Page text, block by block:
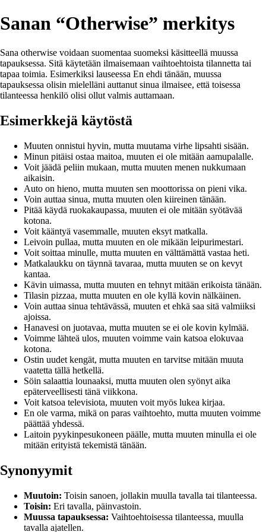
Sanan “Otherwise” merkitys
Sana otherwise voidaan suomentaa suomeksi käsitteellä muussa
tapauksessa. Sitä käytetään ilmaisemaan vaihtoehtoista tilannetta tai
tapaa toimia. Esimerkiksi lauseessa En ehdi tänään, muussa
tapauksessa olisin mielelläni auttanut sinua ilmaisee, että toisessa
tilanteessa henkilö olisi ollut valmis auttamaan.
Esimerkkejä käytöstä
Muuten onnistui hyvin, mutta muutama virhe lipsahti sisään.
Minun pitäisi ostaa maitoa, muuten ei ole mitään aamupalalle.
Voit jäädä peliin mukaan, mutta muuten menen nukkumaan
aikaisin.
Auto on hieno, mutta muuten sen moottorissa on pieni vika.
Voin auttaa sinua, mutta muuten olen kiireinen tänään.
Pitää käydä ruokakaupassa, muuten ei ole mitään syötävää
kotona.
Voit kääntyä vasemmalle, muuten eksyt matkalla.
Leivoin pullaa, mutta muuten en ole mikään leipurimestari.
Voit soittaa minulle, mutta muuten en välttämättä vastaa heti.
Matkalaukku on täynnä tavaraa, mutta muuten se on kevyt
kantaa.
Kävin uimassa, mutta muuten en tehnyt mitään erikoista tänään.
Tilasin pizzaa, mutta muuten en ole kyllä kovin nälkäinen.
Voin auttaa sinua tehtävässä, muuten et ehkä saa sitä valmiiksi
ajoissa.
Hanavesi on juotavaa, mutta muuten se ei ole kovin kylmää.
Voimme lähteä ulos, muuten voimme vain katsoa elokuvaa
kotona.
Ostin uudet kengät, mutta muuten en tarvitse mitään muuta
vaatetta tällä hetkellä.
Söin salaattia lounaaksi, mutta muuten olen syönyt aika
epäterveellisesti tänä viikkona.
Voit katsoa televisiota, muuten voit myös lukea kirjaa.
En ole varma, mikä on paras vaihtoehto, mutta muuten voimme
päättää yhdessä.
Laitoin pyykinpesukoneen päälle, mutta muuten minulla ei ole
mitään erityistä tekemistä tänään.
Synonyymit
Muutoin: Toisin sanoen, jollakin muulla tavalla tai tilanteessa.
Toisin: Eri tavalla, päinvastoin.
Muussa tapauksessa: Vaihtoehtoisessa tilanteessa, muulla
tavalla ajatellen.